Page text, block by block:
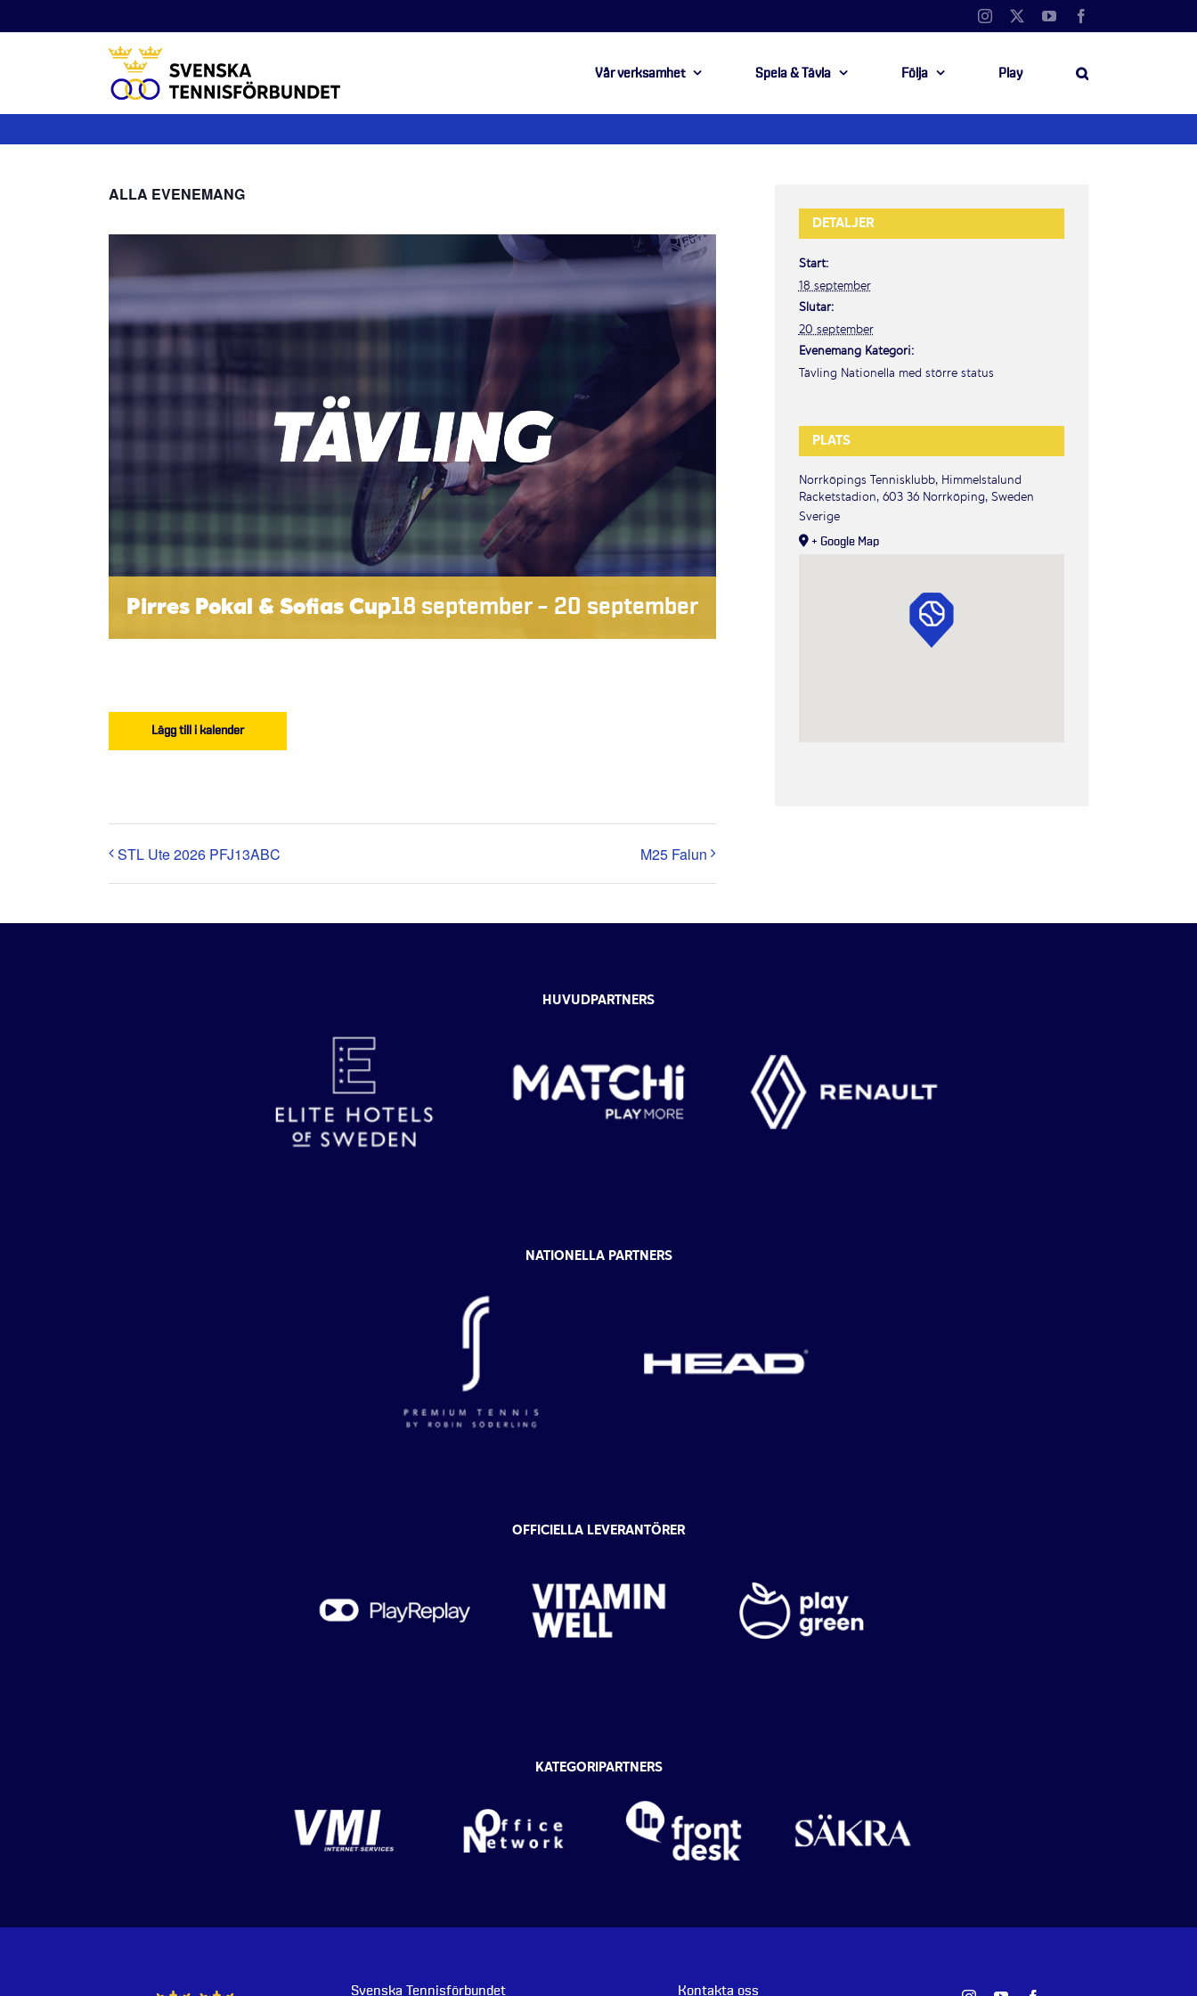
till
Instagram YouTube
Vår verksamhet Spela & Tävla Följa Play
ALLA EVENEMANG
Pirres Pokal & Sofias Cup18 september– 20 september
Lägg till i kalender
STL Ute 2026 PFJ13ABC M25 Falun
DETALJER
Start:
18 september
Slutar:
20 september
Evenemang Kategori:
Tävling Nationella med större status
PLATS
Norrköpings Tennisklubb, Himmelstalund
Racketstadion, 603 36 Norrköping, Sweden
Sverige
+ Google Map
HUVUDPARTNERS
NATIONELLA PARTNERS
OFFICIELLA LEVERANTÖRER
KATEGORIPARTNERS
Svenska Tennisförbundet Kontakta oss